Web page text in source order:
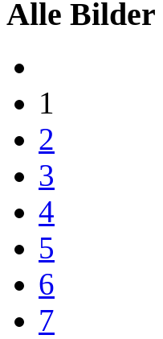
Alle Bilder
1
2
3
4
5
6
7